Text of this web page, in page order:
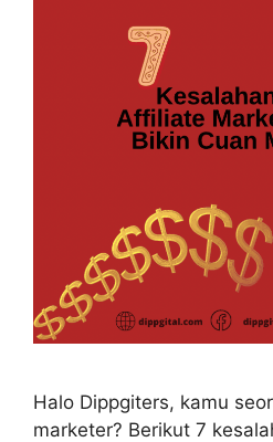
Halo Dippgiters, kamu
marketer? Berikut 7